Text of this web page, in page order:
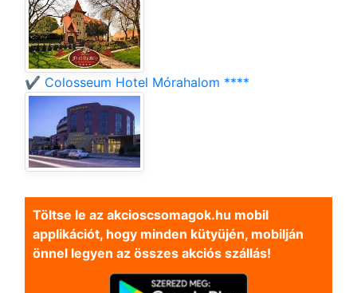
✔️ Colosseum Hotel Mórahalom ****
Töltse le az akcioscsomagok.hu mobil
applikációt, hogy minden kütyüjén, mobilján
önnel legyen az összes akciós szállás!